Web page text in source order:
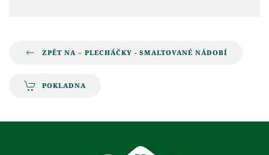
ZPĚT NA – PLECHÁČKY - SMALTOVANÉ NÁDOBÍ
POKLADNA